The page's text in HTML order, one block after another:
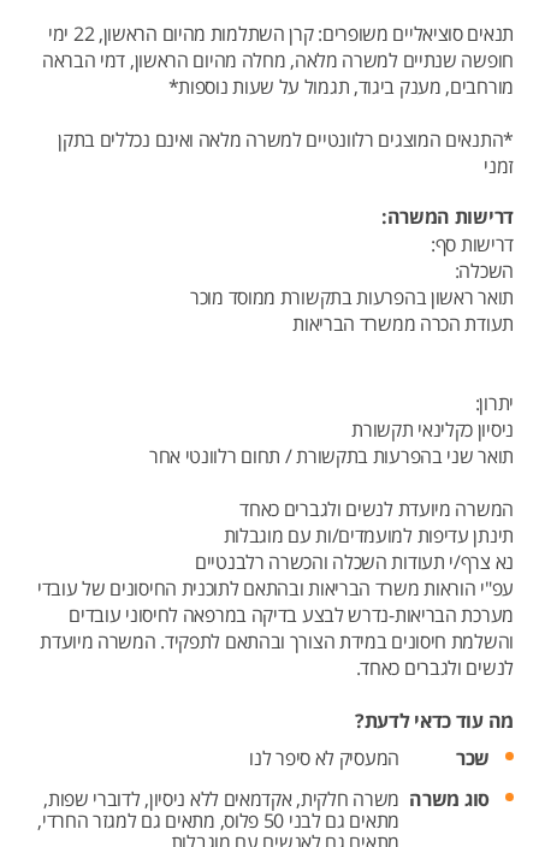
תנאים סוציאליים משופרים: קרן השתלמות מהיום הראשון, 22 ימי
חופשה שנתיים למשרה מלאה, מחלה מהיום הראשון, דמי הבראה
מורחבים, מענק ביגוד, תגמול על שעות נוספות*
*התנאים המוצגים רלוונטיים למשרה מלאה ואינם נכללים בתקן
זמני
דרישות המשרה:
דרישות סף:
השכלה:
תואר ראשון בהפרעות בתקשורת ממוסד מוכר
תעודת הכרה ממשרד הבריאות
יתרון:
ניסיון כקלינאי תקשורת
תואר שני בהפרעות בתקשורת / תחום רלוונטי אחר
המשרה מיועדת לנשים ולגברים כאחד
תינתן עדיפות למועמדים/ות עם מוגבלות
נא צרף/י תעודות השכלה והכשרה רלבנטיים
עפ"י הוראות משרד הבריאות ובהתאם לתוכנית החיסונים של עובדי
מערכת הבריאות-נדרש לבצע בדיקה במרפאה לחיסוני עובדים
והשלמת חיסונים במידת הצורך ובהתאם לתפקיד. המשרה מיועדת
לנשים ולגברים כאחד.
מה עוד כדאי לדעת?
שכר
המעסיק לא סיפר לנו
סוג משרה משרה חלקית,אקדמאים ללא ניסיון,לדוברי שפות,
מתאים גם לבני 50 פלוס,
מתאים גם למגזר החרדי,